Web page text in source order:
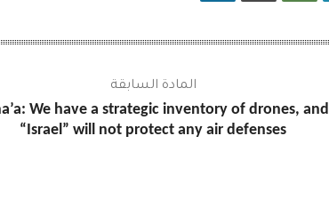
المادة السابقة
We have a strategic inventory of drones, and
“Israel” will not protect any air defenses